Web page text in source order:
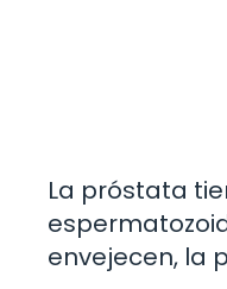
La próstata
envejecen, la